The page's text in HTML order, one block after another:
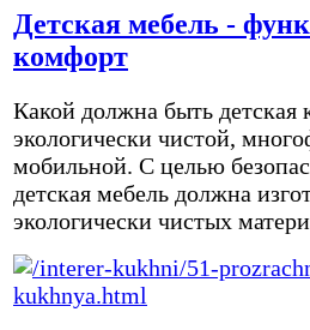
Детская мебель -
комфорт
Какой должна быть детская
экологически чистой,
мобильной. С целью
детская мебель должна
экологически чистых